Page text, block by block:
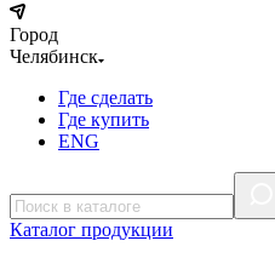
Город
Челябинск
Где сделать
Где купить
ENG
Каталог продукции